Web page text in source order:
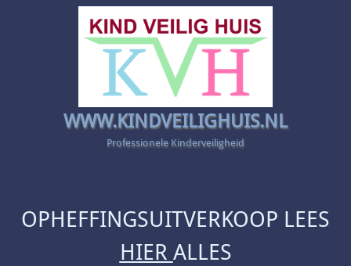
WWW.KINDVEILIGHUIS.NL
Professionele Kinderveiligheid
OPHEFFINGSUITVERKOOP LEES
HIER ALLES